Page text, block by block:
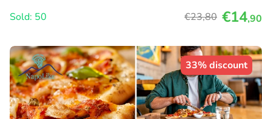
Sold: 50
€23,80 €14,90
33% discount